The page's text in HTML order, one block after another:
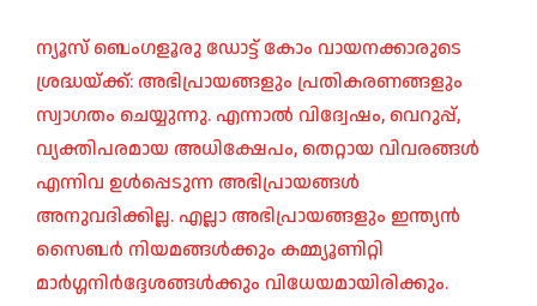
ന്യൂസ് ബെംഗളൂരു ഡോട്ട് കോം വായനക്കാരുടെ
ശ്രദ്ധയ്ക്ക്: അഭിപ്രായങ്ങളും പ്രതികരണങ്ങളും
സ്വാഗതം ചെയ്യുന്നു. എന്നാൽ വിദ്വേഷം, വെറുപ്പ്,
വ്യക്തിപരമായ അധിക്ഷേപം, തെറ്റായ വിവരങ്ങൾ
എന്നിവ ഉൾപ്പെടുന്ന അഭിപ്രായങ്ങൾ
അനുവദിക്കില്ല. എല്ലാ അഭിപ്രായങ്ങളും ഇന്ത്യൻ
സൈബർ നിയമങ്ങൾക്കും കമ്മ്യൂണിറ്റി
മാർഗ്ഗനിർദ്ദേശങ്ങൾക്കും വിധേയമായിരിക്കും.